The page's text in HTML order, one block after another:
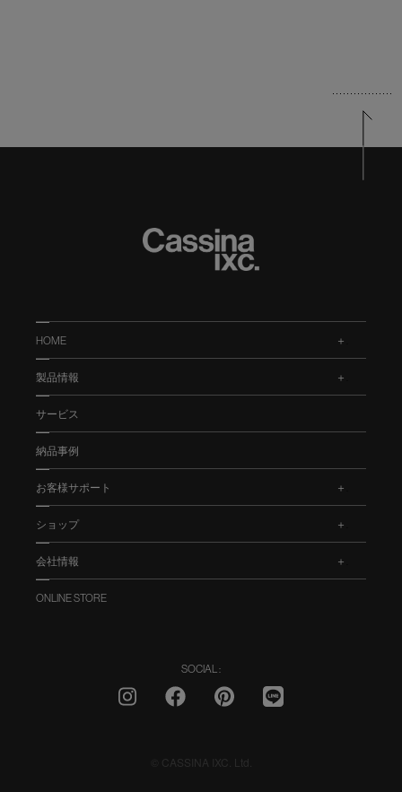
HOME
製品情報
サービス
納品事例
お客様サポート
ショップ
会社情報
ONLINE STORE
SOCIAL :
© CASSINA IXC. Ltd.